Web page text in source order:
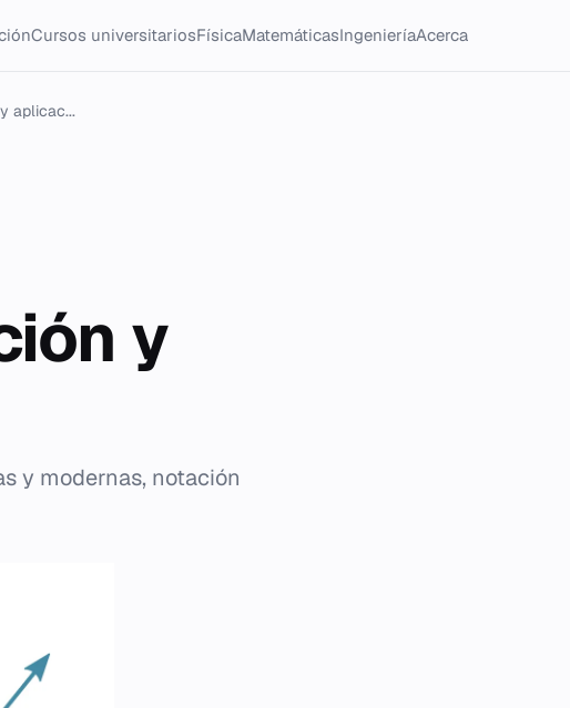
Cursos universitariosFísicaMatemáticasIngenieríaAcerca
aplicac...
y
y modernas, notación